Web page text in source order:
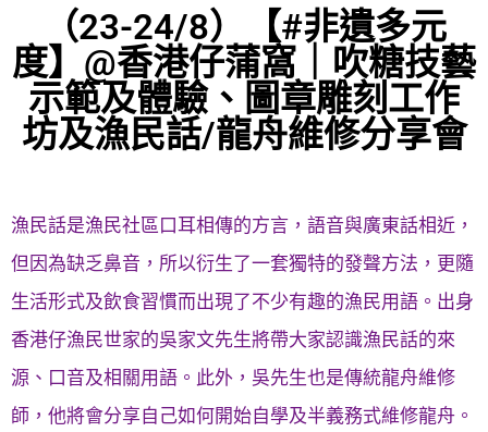
（23-24/8）【#非遺多元
度】@香港仔蒲窩｜吹糖技藝
示範及體驗、圖章雕刻工作
坊及漁民話/龍舟維修分享會
漁民話是漁民社區口耳相傳的方言，語音與廣東話相近，
但因為缺乏鼻音，所以衍生了一套獨特的發聲方法，更隨
生活形式及飲食習慣而出現了不少有趣的漁民用語。出身
香港仔漁民世家的吳家文先生將帶大家認識漁民話的來
源、口音及相關用語。此外，吳先生也是傳統龍舟維修
師，他將會分享自己如何開始自學及半義務式維修龍舟。